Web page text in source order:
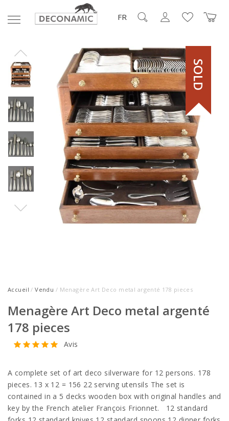
FR
SOLD
Accueil /Vendu / Menagère Art Deco metal argenté 178 pieces
Menagère Art Deco metal argenté
178 pieces
Avis
A complete set of art deco silverware for 12 persons. 178
pieces. 13 x 12 = 156 22 serving utensils The set is
contained in a 5 decks wooden box with original handles and
key by the French atelier François Frionnet. 12 standard